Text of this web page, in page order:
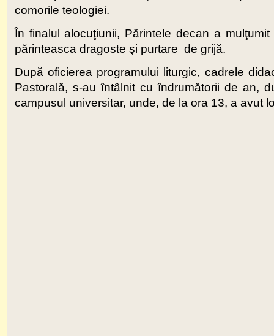
comorile teologiei.
În finalul alocuţiunii, Părintele decan a
părinteasca dragoste şi purtare de grijă.
După oficierea programului liturgic, cadrele
Pastorală, s-au întâlnit cu îndrumătorii de an,
campusul universitar, unde, de la ora 13, a avut